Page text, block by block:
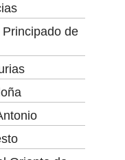
Principado de